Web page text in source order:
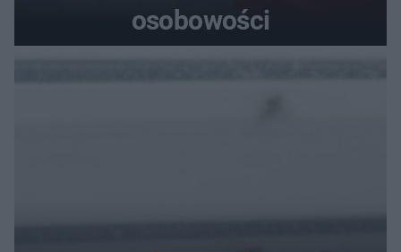
osobowości